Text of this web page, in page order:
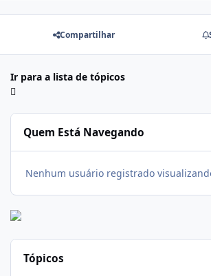
Compartilhar
Ir para a lista de tópicos
Quem Está Navegando
Nenhum usuário registrado
Tópicos